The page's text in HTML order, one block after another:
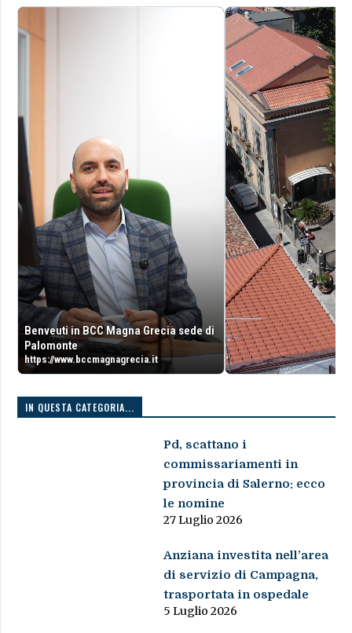
Benveuti in BCC Magna Grecia sede di
Palomonte
https://www.bccmagnagrecia.it
IN QUESTA CATEGORIA...
Pd, scattano i
commissariamenti in
provincia di Salerno: ecco
le nomine
27 Luglio 2026
Anziana investita nell’area
di servizio di Campagna,
trasportata in ospedale
5 Luglio 2026